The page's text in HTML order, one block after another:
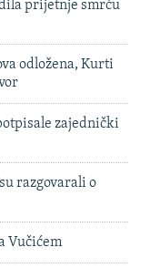
prijetnje smrću
odložena, Kurti
zajednički
razgovarali o
Vučićem